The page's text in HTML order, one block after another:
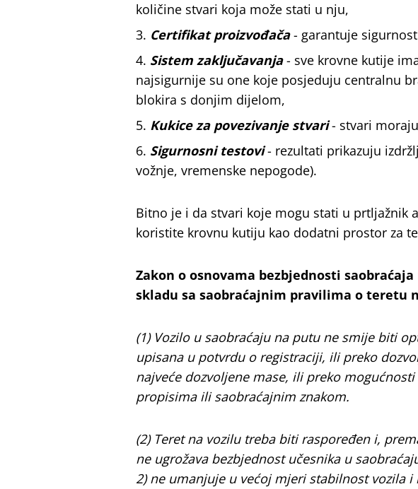
količine stvari koja može stati u nju,
Certifikat proizvođača- garantuje
Sistem zaključavanja- sve krovne kutije
najsigurnije su one koje posjeduju centralnu
blokira s donjim dijelom,
Kukice za povezivanje stvari- stvari
Sigurnosni testovi - rezultati prikazuju
vožnje, vremenske nepogode).
Bitno je i da stvari koje mogu stati u prtljažnik
koristite krovnu kutiju kao dodatni prostor za
Zakon o osnovama bezbjednosti
skladu sa saobraćajnim pravilima o teretu
(1) Vozilo u saobraćaju na putu ne smije biti
upisana u potvrdu o registraciji, ili preko
najveće dozvoljene mase, ili preko
propisima ili saobraćajnim znakom.
(2) Teret na vozilu treba biti raspoređen i,
ne ugrožava bezbjednost učesnika u
2) ne umanjuje u većoj mjeri stabilnost vozila